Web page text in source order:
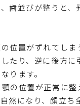
歯並びが整うと、
位置がずれてしま
たり、逆に後方に
ります。
の位置が正常に
然になり、顔立ち